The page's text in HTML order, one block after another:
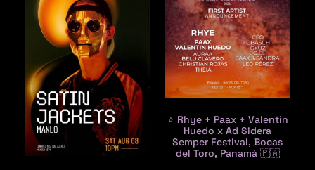
⭐ Rhye + Paax + Valentin
Huedo x Ad Sidera
Semper Festival, Bocas
del Toro, Panamá 🇵🇦